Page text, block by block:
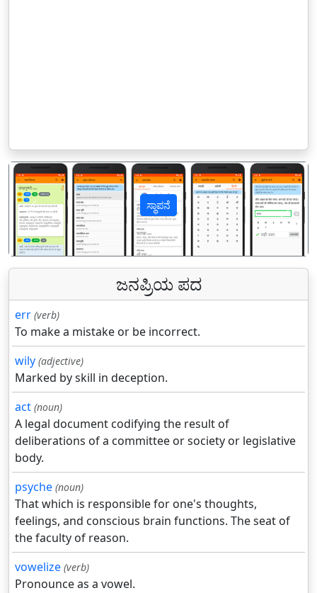
ಸ್ಥಾಪನೆ
पिछला
ಜನಪ್ರಿಯ ಪದ
err (verb)
To make a mistake or be incorrect.
wily (adjective)
Marked by skill in deception.
act (noun)
A legal document codifying the result of
deliberations of a committee or society or legislative
body.
psyche (noun)
That which is responsible for one's thoughts,
feelings, and conscious brain functions. The seat of
the faculty of reason.
vowelize (verb)
Pronounce as a vowel.